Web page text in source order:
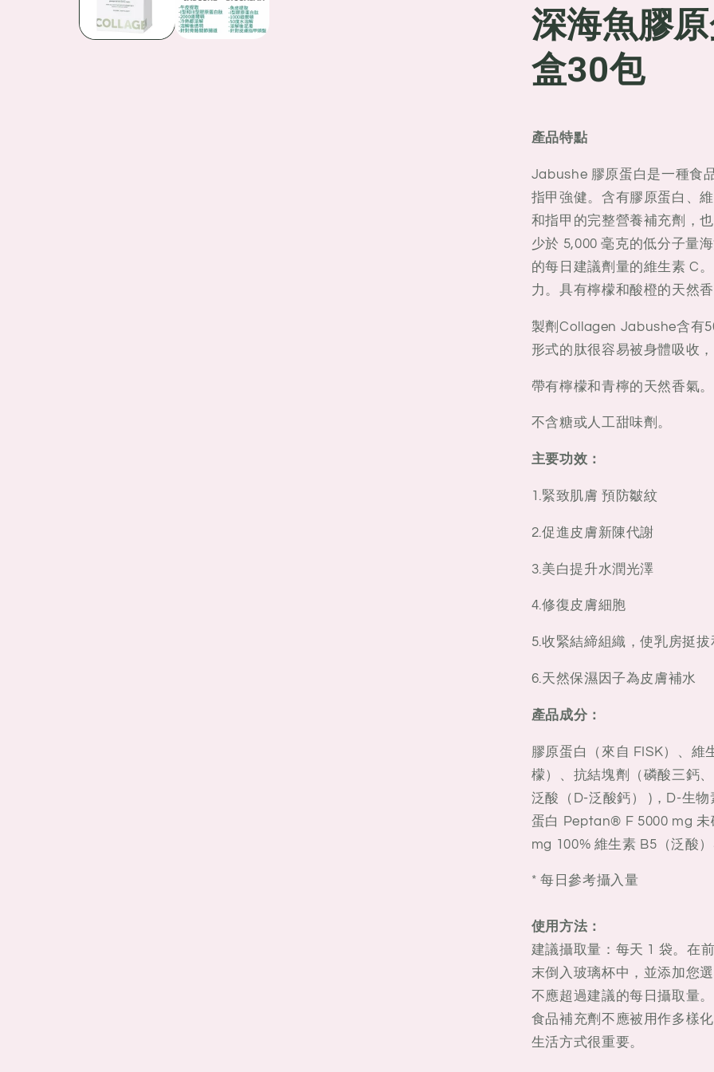
子
深
海
魚
膠
蛋
5000mg
一
盒
30
包
子
深
海
魚
膠
5000mg
一
盒
30
包
深海魚膠
盒30包
產品特點
Jabushe 膠原蛋白是一種食
指甲強健。含有膠原蛋白、
和指甲的完整營養補充劑，
少於 5,000 毫克的低分子量
的每日建議劑量的維生素 C
力。具有檸檬和酸橙的天然
製劑Collagen Jabushe含有
形式的肽很容易被身體吸收
帶有檸檬和青檸的天然香氣。
不含糖或人工甜味劑。
主要功效：
1.緊致肌膚 預防皺紋
2.促進皮膚新陳代謝
3.美白提升水潤光澤
4.修復皮膚細胞
5.收緊結締組織，使乳房挺拔
6.天然保濕因子為皮膚補水
產品成分：
膠原蛋白（來自 FISK）、維
檬）、抗結塊劑（磷酸三鈣
泛酸（D-泛酸鈣） )，D-生
蛋白 Peptan® F 5000 mg 未
mg 100% 維生素 B5（泛酸
* 每日參考攝入量
使用方法：
建議攝取量：每天 1 袋。在
末倒入玻璃杯中，並添加您
不應超過建議的每日攝取量。
食品補充劑不應被用作多樣
生活方式很重要。